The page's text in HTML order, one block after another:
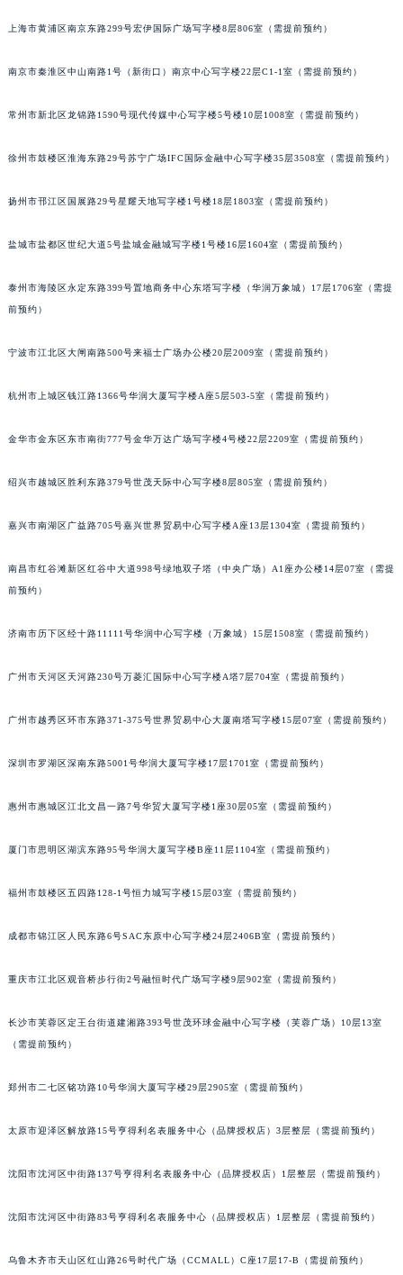
上海市黄浦区南京东路299号宏伊国际广场写字楼8层806室（需提前预约）
南京市秦淮区中山南路1号（新街口）南京中心写字楼22层C1-1室（需提前预约）
常州市新北区龙锦路1590号现代传媒中心写字楼5号楼10层1008室（需提前预约）
徐州市鼓楼区淮海东路29号苏宁广场IFC国际金融中心写字楼35层3508室（需提前预约）
扬州市邗江区国展路29号星耀天地写字楼1号楼18层1803室（需提前预约）
盐城市盐都区世纪大道5号盐城金融城写字楼1号楼16层1604室（需提前预约）
泰州市海陵区永定东路399号置地商务中心东塔写字楼（华润万象城）17层1706室（需提
前预约）
宁波市江北区大闸南路500号来福士广场办公楼20层2009室（需提前预约）
杭州市上城区钱江路1366号华润大厦写字楼A座5层503-5室（需提前预约）
金华市金东区东市南街777号金华万达广场写字楼4号楼22层2209室（需提前预约）
绍兴市越城区胜利东路379号世茂天际中心写字楼8层805室（需提前预约）
嘉兴市南湖区广益路705号嘉兴世界贸易中心写字楼A座13层1304室（需提前预约）
南昌市红谷滩新区红谷中大道998号绿地双子塔（中央广场）A1座办公楼14层07室（需提
前预约）
济南市历下区经十路11111号华润中心写字楼（万象城）15层1508室（需提前预约）
广州市天河区天河路230号万菱汇国际中心写字楼A塔7层704室（需提前预约）
广州市越秀区环市东路371-375号世界贸易中心大厦南塔写字楼15层07室（需提前预约）
深圳市罗湖区深南东路5001号华润大厦写字楼17层1701室（需提前预约）
惠州市惠城区江北文昌一路7号华贸大厦写字楼1座30层05室（需提前预约）
厦门市思明区湖滨东路95号华润大厦写字楼B座11层1104室（需提前预约）
福州市鼓楼区五四路128-1号恒力城写字楼15层03室（需提前预约）
成都市锦江区人民东路6号SAC东原中心写字楼24层2406B室（需提前预约）
重庆市江北区观音桥步行街2号融恒时代广场写字楼9层902室（需提前预约）
长沙市芙蓉区定王台街道建湘路393号世茂环球金融中心写字楼（芙蓉广场）10层13室
（需提前预约）
郑州市二七区铭功路10号华润大厦写字楼29层2905室（需提前预约）
太原市迎泽区解放路15号亨得利名表服务中心（品牌授权店）3层整层（需提前预约）
沈阳市沈河区中街路137号亨得利名表服务中心（品牌授权店）1层整层（需提前预约）
沈阳市沈河区中街路83号亨得利名表服务中心（品牌授权店）1层整层（需提前预约）
乌鲁木齐市天山区红山路26号时代广场（CCMALL）C座17层17-B（需提前预约）